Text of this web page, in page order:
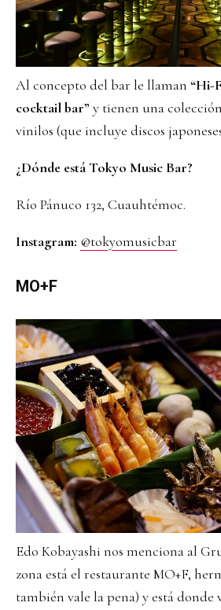
Al concepto del bar le llaman “Hi-
cocktail bar” y tienen una
vinilos (que incluye discos
¿Dónde está Tokyo Music Bar?
Río Pánuco 132, Cuauhtémoc.
Instagram: @tokyomusicbar
MO+F
Edo Kobayashi nos menciona al
zona está el restaurante MO+F,
también vale la pena) y está donde